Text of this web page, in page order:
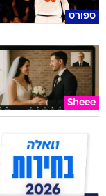
ספורט
Sheee